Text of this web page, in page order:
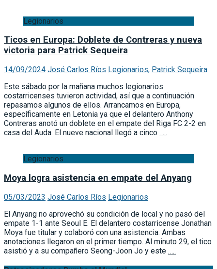
Legionarios
Ticos en Europa: Doblete de Contreras y nueva
victoria para Patrick Sequeira
14/09/2024 José Carlos Ríos Legionarios, Patrick Sequeira
Este sábado por la mañana muchos legionarios
costarricenses tuvieron actividad, así que a continuación
repasamos algunos de ellos. Arrancamos en Europa,
específicamente en Letonia ya que el delantero Anthony
Contreras anotó un doblete en el empate del Riga FC 2-2 en
casa del Auda. El nueve nacional llegó a cinco …..
Legionarios
Moya logra asistencia en empate del Anyang
05/03/2023 José Carlos Ríos Legionarios
El Anyang no aprovechó su condición de local y no pasó del
empate 1-1 ante Seoul E. El delantero costarricense Jonathan
Moya fue titular y colaboró con una asistencia. Ambas
anotaciones llegaron en el primer tiempo. Al minuto 29, el tico
asistió y a su compañero Seong-Joon Jo y este …..